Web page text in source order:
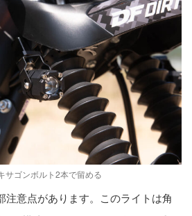
サゴンボルト2本で留める
注意点があります。このライトは角